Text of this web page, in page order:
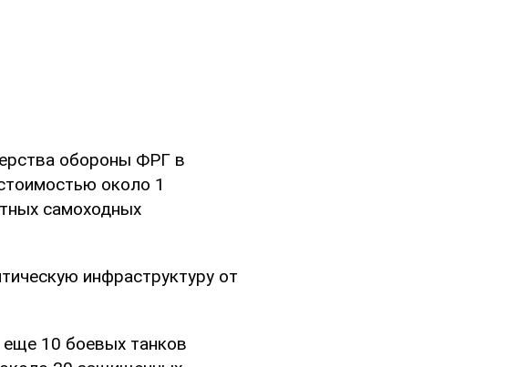
обороны ФРГ в
около 1
самоходных
инфраструктуру от
10 боевых танков